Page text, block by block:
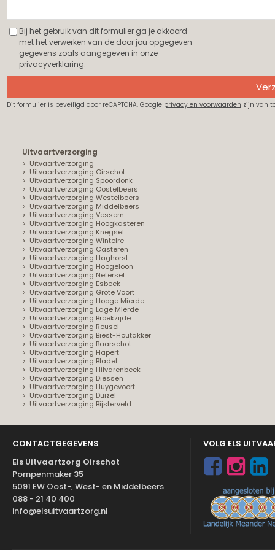
Bij het gebruik van dit formulier ga je akkoord
met het verwerken van de door jou opgegeven
gegevens zoals aangegeven in onze
privacyverklaring.
Dit formulier is beveiligd door reCAPTCHA. Google privacy en voorwaarden zijn van
Uitvaartverzorging
Uitvaartverzorging
Uitvaartverzorging Oirschot
Uitvaartverzorging Spoordonk
Uitvaartverzorging Oostelbeers
Uitvaartverzorging Westelbeers
Uitvaartverzorging Middelbeers
Uitvaartverzorging Vessem
Uitvaartverzorging Hoogkasteren
Uitvaartverzorging Knegsel
Uitvaartverzorging Wintelre
Uitvaartverzorging Casteren
Uitvaartverzorging Haghorst
Uitvaartverzorging Hoogeloon
Uitvaartverzorging Netersel
Uitvaartverzorging Esbeek
Uitvaartverzorging Grote Voort
Uitvaartverzorging Hooge Mierde
Uitvaartverzorging Lage Mierde
Uitvaartverzorging Broekzijde
Uitvaartverzorging Reusel
Uitvaartverzorging Biest-Houtakker
Uitvaartverzorging Baarschot
Uitvaartverzorging Hapert
Uitvaartverzorging Bladel
Uitvaartverzorging Hilvarenbeek
Uitvaartverzorging Diessen
Uitvaartverzorging Huygevoort
Uitvaartverzorging Duizel
Uitvaartverzorging Bijsterveld
CONTACTGEGEVENS
Els Uitvaartzorg Oirschot
Pompenmaker 35
5091 EW Oost-, West- en Middelbeers
088 - 21 40 400
info@elsuitvaartzorg.nl
VOLG ELS